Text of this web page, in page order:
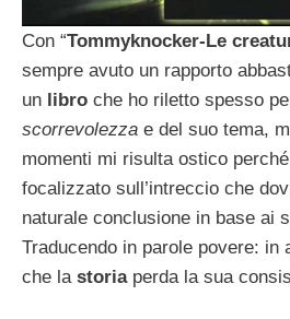
Con “Tommyknocker-Le
sempre avuto un rapporto
un libro che ho riletto spesso
scorrevolezza e del suo tema,
momenti mi risulta ostico
focalizzato sull’intreccio che
naturale conclusione in base ai
Traducendo in parole povere: in
che la storiaperda la sua